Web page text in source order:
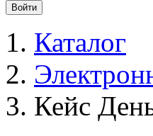
Войти
Каталог
Кейс